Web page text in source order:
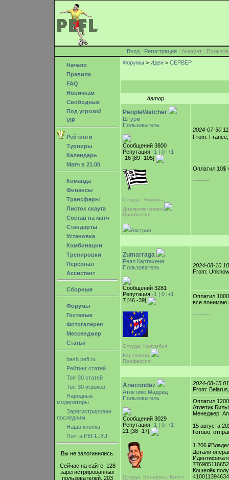
Вход : Регистрация : Аккаунт :
Начало
Правила
FAQ
Новичкам
Свободные
Под угрозой
VIP
Рейтинги
Турниры
Календарь
Матч в 21.00
Команда
Финансы
Трансферы
Листок скаута
Состав на матч
Стандарты
Установка
Комбинации
Тренировки
Персонал
Ассистент
Сборные
Форумы
Гостевые
Фотогалерея
Мессенджер
Статьи
bash.pefl.ru
Рейтинг статей
Топ-30 статей
Топ-30 игроков
Народные
модераторы
Зарегистрирован
последним
Наша кнопка
Почта PEFL.RU
Вы не залогинились.
Сейчас на сайте: 128
зарегистрированных
пользователей, 203
Форумы > Идеи > СЕРВЕР
Автор
PeopleWatcher
Штурм
Пользователь
Сообщений 3800
Репутация -1 | 0 |+1
-16 [89 -105]
Откуда: Украина,
Днепропетровск
Профессия:
Австрия
2024-07-30
From:
Оплатил 10$
-----------
Zumarraga
Реал Картахена
Пользователь
Сообщений 3281
Репутация -1 | 0 |+1
7 [46 -39]
Откуда: Колумбия,
Картахена
Профессия:
2024-08-10
From:
Оплатил
все понимаю
-----------
Anacondaz
Атлетико Мадрид
Пользователь
Сообщений 3029
Репутация -1 | 0 |+1
21 [38 -17]
Откуда: Беларусь, Брест
2024-08-15
From:
Оплатил
Атлетик
Менеджер:
15 августа
Готово,
1 206
Детали
Кошелёк